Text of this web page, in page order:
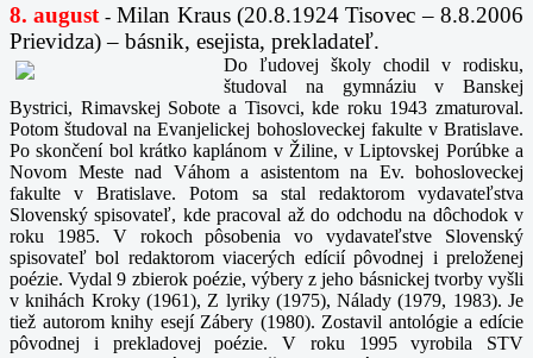
8. august -Milan Kraus (20.8.1924 Tisovec – 8.8.2006
Prievidza) – básnik, esejista, prekladateľ.
Do ľudovej školy chodil v rodisku,
študoval na gymnáziu v Banskej
Bystrici, Rimavskej Sobote a Tisovci, kde roku 1943 zmaturoval.
Potom študoval na Evanjelickej bohosloveckej fakulte v Bratislave.
Po skončení bol krátko kaplánom v Žiline, v Liptovskej Porúbke a
Novom Meste nad Váhom a asistentom na Ev. bohosloveckej
fakulte v Bratislave. Potom sa stal redaktorom vydavateľstva
Slovenský spisovateľ, kde pracoval až do odchodu na dôchodok v
roku 1985. V rokoch pôsobenia vo vydavateľstve Slovenský
spisovateľ bol redaktorom viacerých edícií pôvodnej i preloženej
poézie. Vydal 9 zbierok poézie, výbery z jeho básnickej tvorby vyšli
v knihách Kroky (1961), Z lyriky (1975), Nálady (1979, 1983). Je
tiež autorom knihy esejí Zábery (1980). Zostavil antológie a edície
pôvodnej i prekladovej poézie. V roku 1995 vyrobila STV